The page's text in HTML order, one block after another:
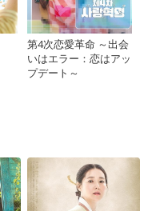
第4次恋愛革命 ～出会
いはエラー：恋はアッ
プデート～